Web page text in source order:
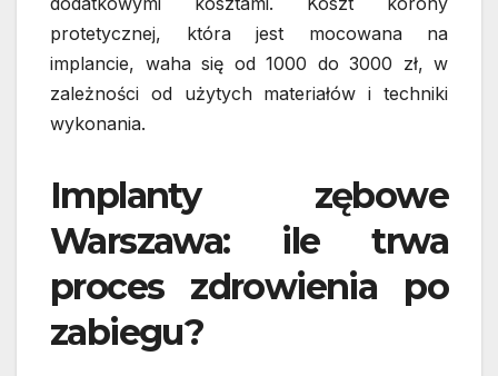
protetycznej, która jest mocowana na
implancie, waha się od 1000 do 3000 zł, w
zależności od użytych materiałów i techniki
wykonania.
Implanty zębowe
Warszawa: ile trwa
proces zdrowienia po
zabiegu?